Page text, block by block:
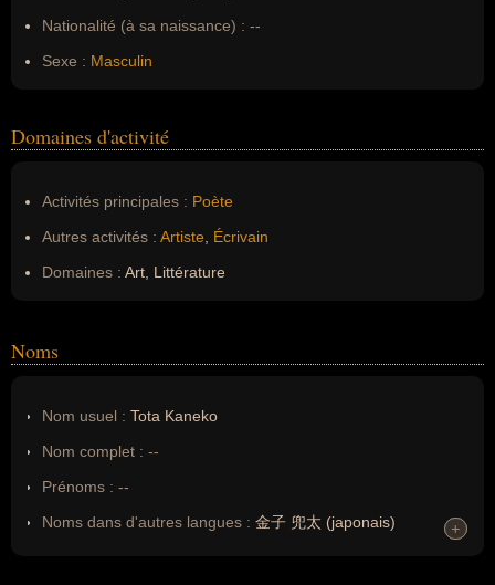
Nationalité (à sa naissance) : --
Sexe : Masculin
Domaines d'activité
Activités principales : Poète
Autres activités : Artiste
Écrivain
Domaines : Art, Littérature
Noms
Nom usuel : Tota Kaneko
Nom complet : --
Prénoms : --
Noms dans d'autres langues : 金子 兜太 (japonais)
+
+